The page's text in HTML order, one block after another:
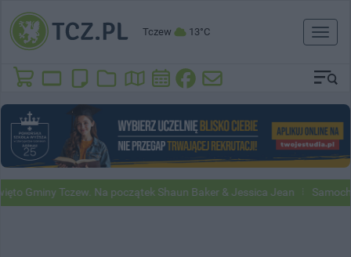
Tczew 13°C
Toggle
Gminy Tczew. Na początek Shaun Baker & Jessica Jean